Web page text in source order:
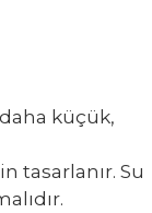
küçük,
tasarlanır. Su